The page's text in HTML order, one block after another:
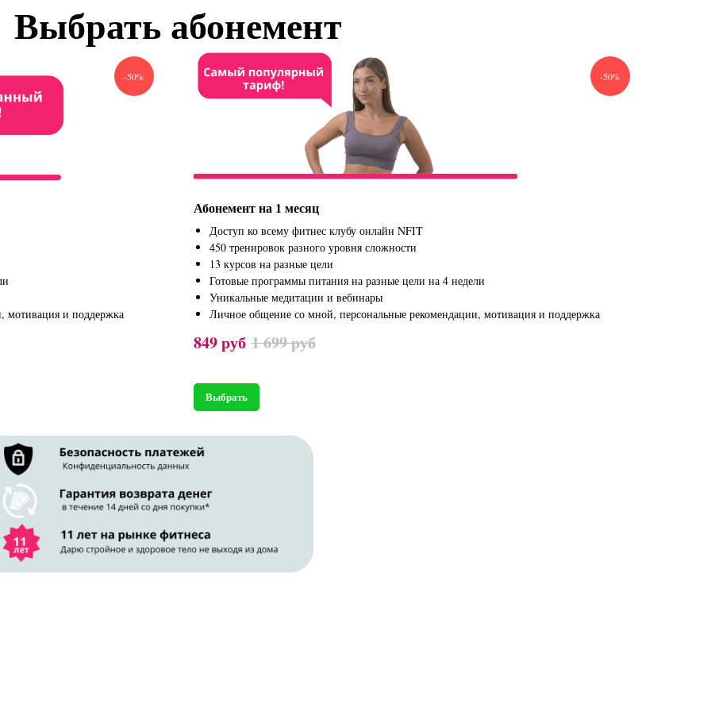
Выбрать абонемент
-50%
мотивация и поддержка
-50%
Абонемент на 1 месяц
Доступ ко всему фитнес клубу онлайн NFIT
450 тренировок разного уровня сложности
13 курсов на разные цели
Готовые программы питания на разные цели на 4 недели
Уникальные медитации и вебинары
Личное общение со мной, персональные рекомендации, мотивация и поддержка
849руб 1 699руб
Выбрать